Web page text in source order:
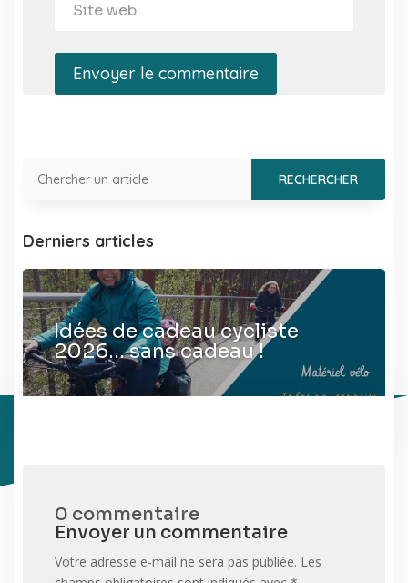
Envoyer le commentaire
Derniers articles
Idées de cadeau cycliste
2026… sans cadeau !
0 commentaire
Envoyer un commentaire
Votre adresse e-mail ne sera pas publiée. Les